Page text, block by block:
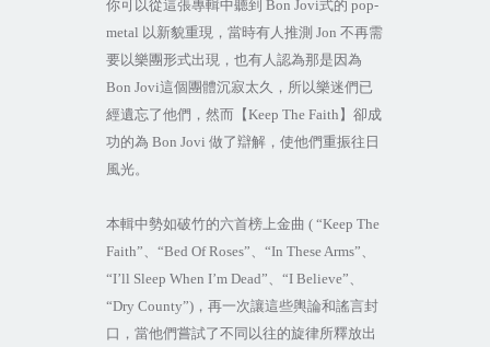
你可以從這張專輯中聽到 Bon Jovi式的 pop-
metal 以新貌重現，當時有人推測 Jon 不再需
要以樂團形式出現，也有人認為那是因為
Bon Jovi這個團體沉寂太久，所以樂迷們已
經遺忘了他們，然而【Keep The Faith 】卻成
功的為 Bon Jovi 做了辯解，使他們重振往日
風光。
本輯中勢如破竹的六首榜上金曲 ( “Keep The
Faith”、 “Bed Of Roses”、 “In These Arms”、
“I’ll Sleep When I’m Dead”、 “I Believe”、
“Dry County”)，再一次讓這些輿論和謠言封
口，當他們嘗試了不同以往的旋律所釋放出